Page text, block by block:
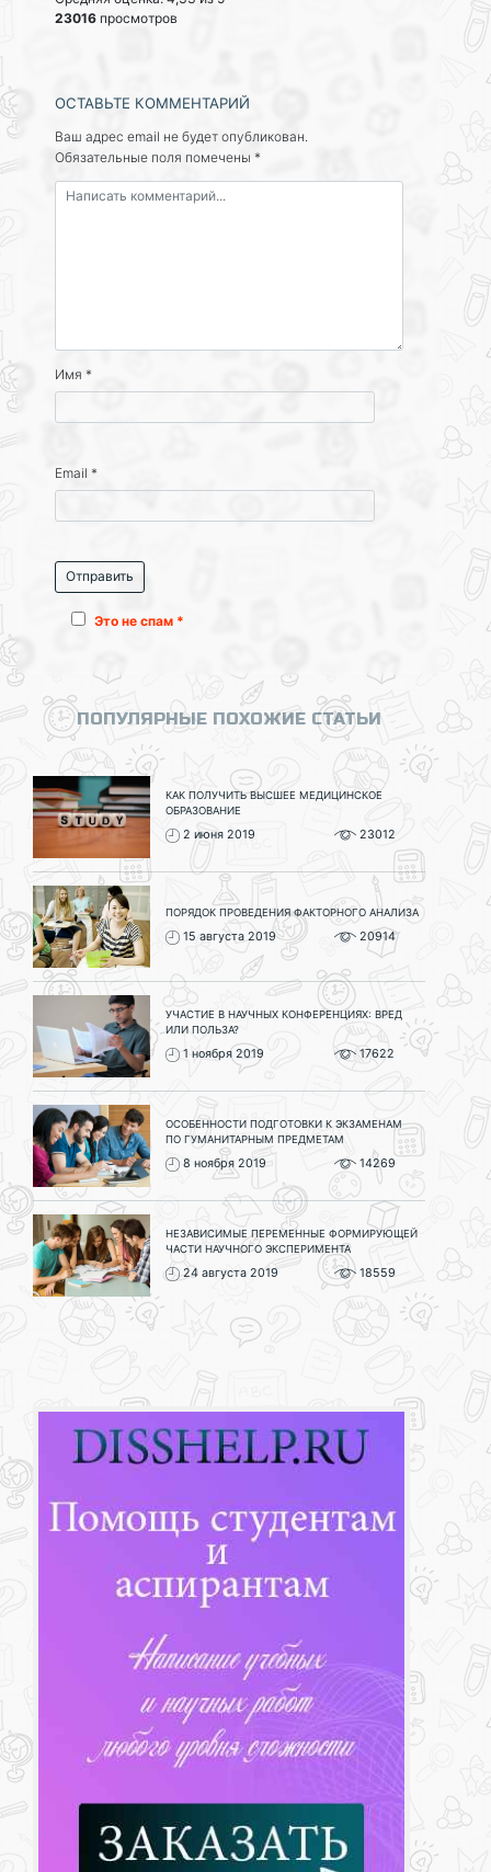
23016 просмотров
ОСТАВЬТЕ КОММЕНТАРИЙ
Ваш адрес email не будет опубликован.
Обязательные поля помечены *
Имя *
Email *
Это не спам *
ПОПУЛЯРНЫЕ ПОХОЖИЕ СТАТЬИ
КАК ПОЛУЧИТЬ ВЫСШЕЕ МЕДИЦИНСКОЕ
ОБРАЗОВАНИЕ
2 июня 2019 23012
ПОРЯДОК ПРОВЕДЕНИЯ ФАКТОРНОГО АНАЛИЗА
15 августа 2019 20914
УЧАСТИЕ В НАУЧНЫХ КОНФЕРЕНЦИЯХ: ВРЕД
ИЛИ ПОЛЬЗА?
1 ноября 2019 17622
ОСОБЕННОСТИ ПОДГОТОВКИ К ЭКЗАМЕНАМ
ПО ГУМАНИТАРНЫМ ПРЕДМЕТАМ
8 ноября 2019 14269
НЕЗАВИСИМЫЕ ПЕРЕМЕННЫЕ ФОРМИРУЮЩЕЙ
ЧАСТИ НАУЧНОГО ЭКСПЕРИМЕНТА
24 августа 2019 18559